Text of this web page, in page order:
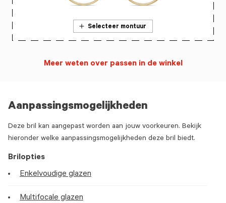
Aanpassingsmogelijkheden
Deze bril kan aangepast worden aan jouw voorkeuren. Bekijk
hieronder welke aanpassingsmogelijkheden deze bril biedt.
Brilopties
Enkelvoudige glazen
Multifocale glazen
Selecteer montuur
Meer weten over passen in de winkel